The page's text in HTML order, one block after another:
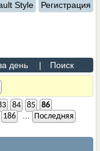
Style Регистрация
день | Поиск
84 85
86
186
Последняя